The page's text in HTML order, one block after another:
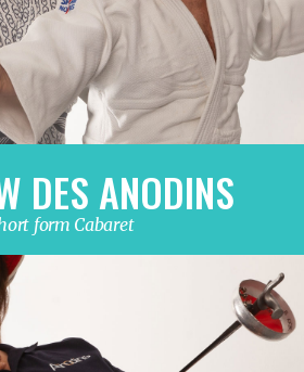
form Cabaret
DES ANODINS